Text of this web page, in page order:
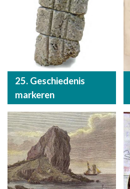
25. Geschiedenis
markeren